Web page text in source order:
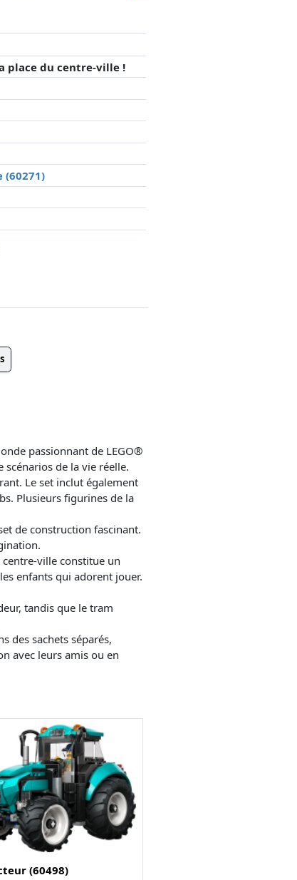
place du centre-ville !
(60271)
passionnant de LEGO®
de la vie réelle.
Le set inclut également
Plusieurs figurines de la
de construction fascinant.
ville constitue un
enfants qui adorent jouer.
tandis que le tram
des sachets séparés,
avec leurs amis ou en
(60498)